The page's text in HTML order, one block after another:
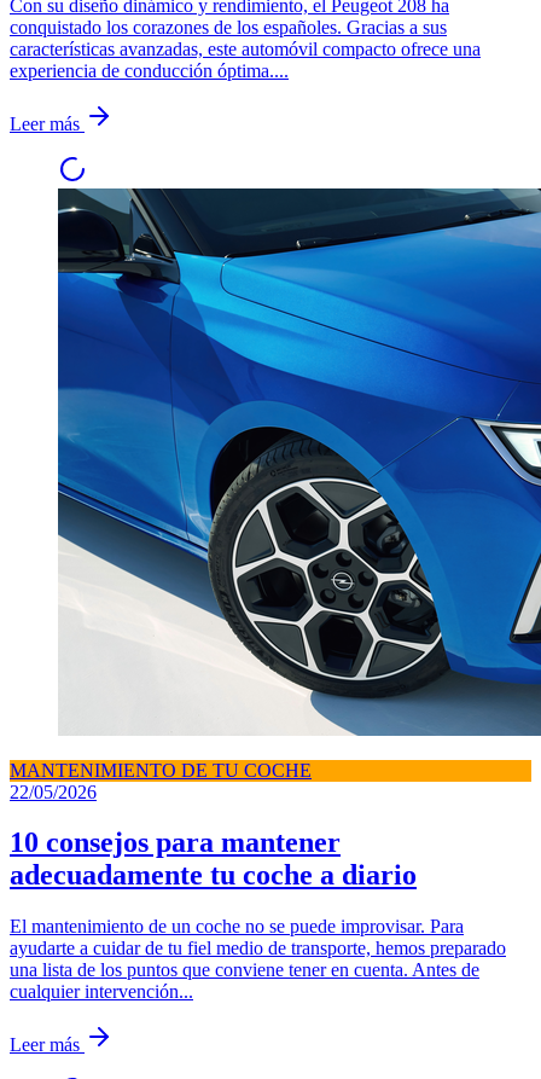
Con su diseño dinámico y rendimiento, el Peugeot 208 ha
conquistado los corazones de los españoles. Gracias a sus
características avanzadas, este automóvil compacto ofrece una
experiencia de conducción óptima....
Leer más
MANTENIMIENTO DE TU COCHE
22/05/2026
10 consejos para mantener
adecuadamente tu coche a diario
El mantenimiento de un coche no se puede improvisar. Para
ayudarte a cuidar de tu fiel medio de transporte, hemos preparado
una lista de los puntos que conviene tener en cuenta. Antes de
cualquier intervención...
Leer más